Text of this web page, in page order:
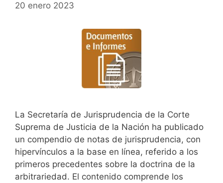
20 enero 2023
La Secretaría de Jurisprudencia de la Corte
Suprema de Justicia de la Nación ha publicado
un compendio de notas de jurisprudencia, con
hipervínculos a la base en línea, referido a los
primeros precedentes sobre la doctrina de la
arbitrariedad. El contenido comprende los